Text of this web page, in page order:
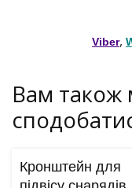
Viber,
Вам також
Кронштейн для